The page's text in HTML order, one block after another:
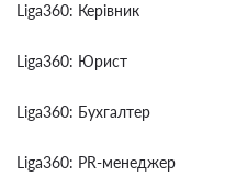
Liga360: Керівник
Liga360: Юрист
Liga360: Бухгалтер
Liga360: PR-менеджер